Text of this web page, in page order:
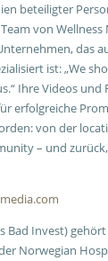
beteiligter
von
das
ist: „We
Ihre Videos und
erfolgreiche
von der
– und
Bad Invest)
Norwegian